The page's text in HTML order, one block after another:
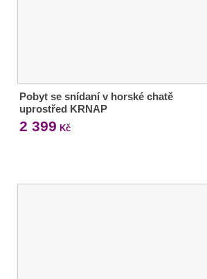
Pobyt se snídaní v horské chatě
uprostřed KRNAP
2 399 Kč